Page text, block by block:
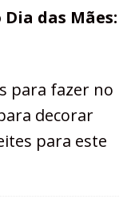
das Mães:
para fazer no
decorar
para este